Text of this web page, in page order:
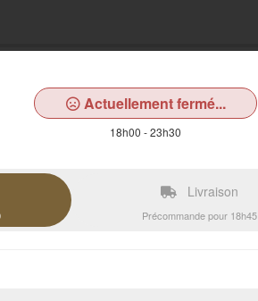
Actuellement fermé...
18h00 - 23h30
Livraison
Précommande pour 18h45